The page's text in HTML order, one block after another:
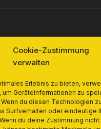
Cookie-Zustimmung
verwalten
Erlebnis zu bieten,
um Geräteinformationen zu
du diesen Technologien
Surfverhalten oder eindeutige
du deine Zustimmung
(EU)